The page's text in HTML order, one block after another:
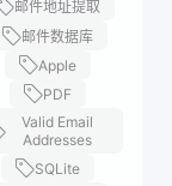
邮件地址提取
邮件数据库
Apple
PDF
Valid Email
Addresses
SQLite